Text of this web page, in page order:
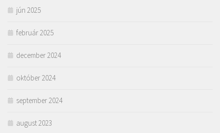
jún 2025
február 2025
december 2024
október 2024
september 2024
august 2023